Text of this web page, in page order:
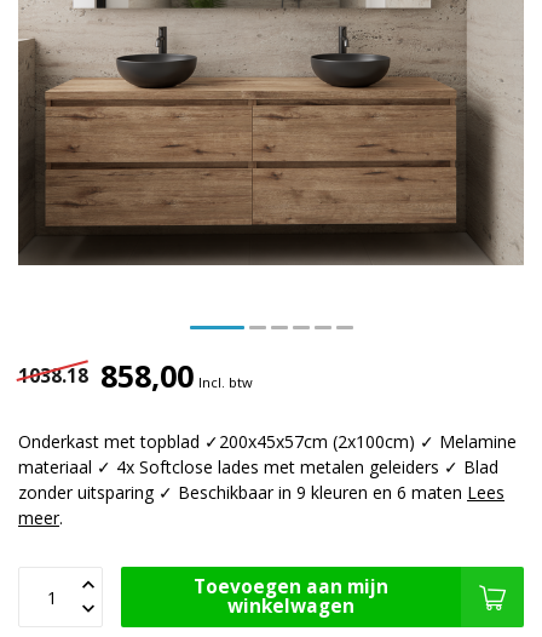
1038.18 858,00 Incl. btw
Onderkast met topblad ✓200x45x57cm (2x100cm) ✓ Melamine
materiaal ✓ 4x Softclose lades met metalen geleiders ✓ Blad
zonder uitsparing ✓ Beschikbaar in 9 kleuren en 6 maten Lees
meer.
Toevoegen aan mijn
winkelwagen